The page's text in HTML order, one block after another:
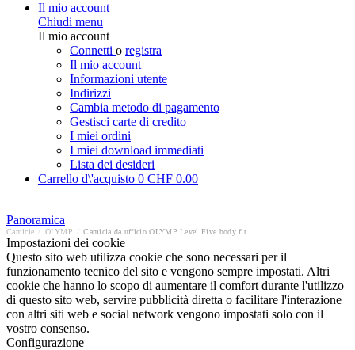
Il mio account
Chiudi menu
Il mio account
Connetti o registra
Il mio account
Informazioni utente
Indirizzi
Cambia metodo di pagamento
Gestisci carte di credito
I miei ordini
I miei download immediati
Lista dei desideri
Carrello d\'acquisto 0 CHF 0.00
Panoramica
Camicie OLYMP Camicia da ufficio OLYMP Level Five body fit
Impostazioni dei cookie
Questo sito web utilizza cookie che sono necessari per il
funzionamento tecnico del sito e vengono sempre impostati. Altri
cookie che hanno lo scopo di aumentare il comfort durante l'utilizzo
di questo sito web, servire pubblicità diretta o facilitare l'interazione
con altri siti web e social network vengono impostati solo con il
vostro consenso.
Configurazione